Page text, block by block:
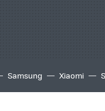
Samsung Xiaomi